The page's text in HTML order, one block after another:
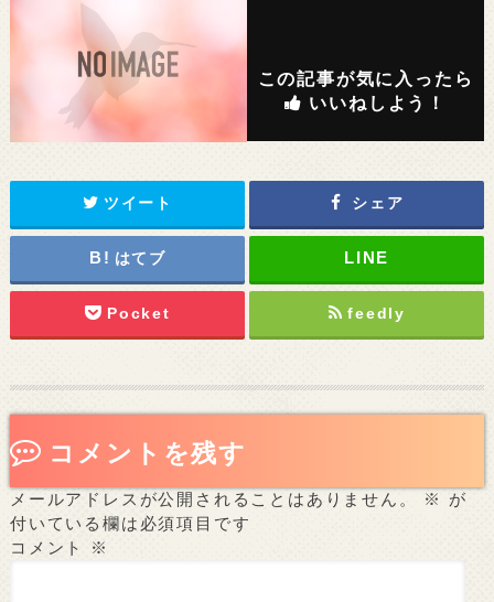
この記事が気に入ったら
いいねしよう！
ツイート シェア
はてブ
Pocket feedly
コメントを残す
メールアドレスが公開されることはありません。 ※
が
付いている欄は必須項目です
コメント
※